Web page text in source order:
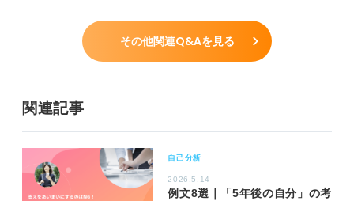
その他関連Q&Aを見る
関連記事
自己分析
2026.5.14
例文8選｜「5年後の自分」の考